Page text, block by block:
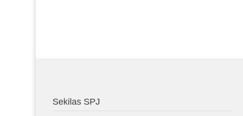
Sekilas SPJ